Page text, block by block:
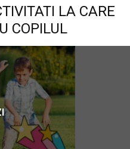
LA CARE
COPILUL